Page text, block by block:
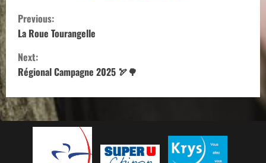
C
o
n
i
Previous:
La Roue Tourangelle
Next:
Régional Campagne 2025 🏹🌳